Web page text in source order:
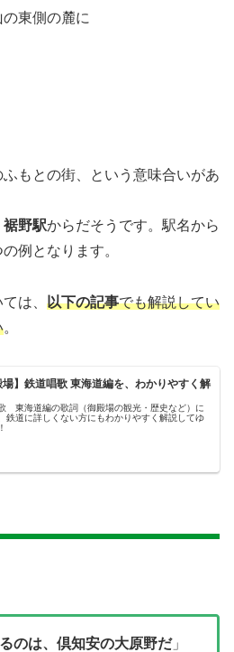
東側の麓に
もとの街、という意味合いがあ
裾野駅からだそうです。駅名から
例となります。
は、 以下の記事でも解説してい
。
場】鉄道唱歌 東海道編を、わかりやすく解
東海道編の歌詞（御殿場の観光・歴史など）に
鉄道に詳しくない方にもわかりやすく解説してゆ
のは、倶知安の大原野だ」